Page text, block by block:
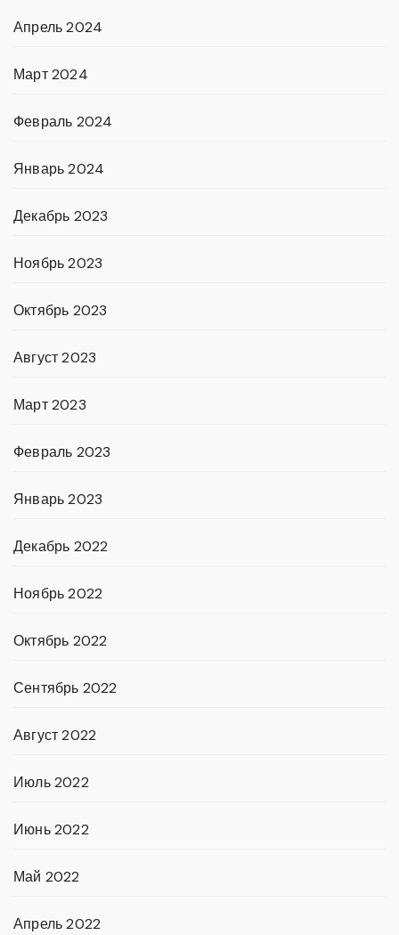
Апрель 2024
Март 2024
Февраль 2024
Январь 2024
Декабрь 2023
Ноябрь 2023
Октябрь 2023
Август 2023
Март 2023
Февраль 2023
Январь 2023
Декабрь 2022
Ноябрь 2022
Октябрь 2022
Сентябрь 2022
Август 2022
Июль 2022
Июнь 2022
Май 2022
Апрель 2022